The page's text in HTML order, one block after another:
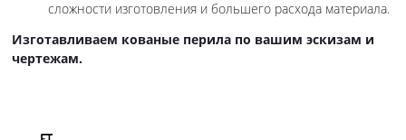
сложности изготовления и большего расхода материала.
Изготавливаем кованые перила по вашим эскизам и
чертежам.